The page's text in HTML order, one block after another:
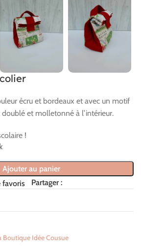
écru et bordeaux et avec un motif
doublé et molletonné à l’intérieur.
!
Ajouter au panier
favoris Partager :
Boutique Idée Cousue